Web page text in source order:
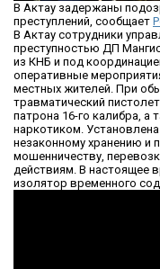
В Актау задержаны
преступлений, сообщает
В Актау сотрудники
преступностью ДП
из КНБ и под
оперативные
местных жителей. При
травматический
патрона 16-го калибра, а
наркотиком.
незаконному хранению и
мошенничеству,
действиям. В настоящее
изолятор временного